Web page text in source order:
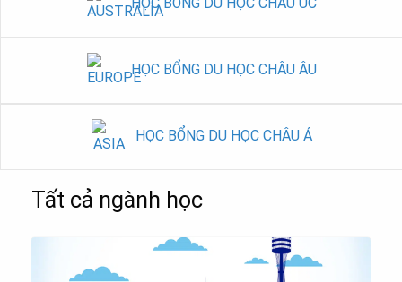
HỌC BỔNG DU HỌC CHÂU ÂU
HỌC BỔNG DU HỌC CHÂU Á
Tất cả ngành học